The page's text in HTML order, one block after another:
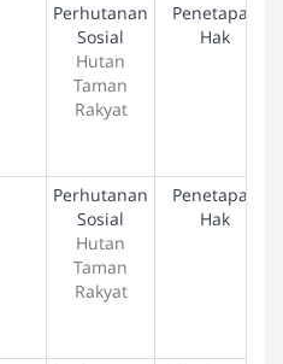
Perhutanan
Sosial
Hutan
Taman
Rakyat
Penetapan
Hak
Perhutanan
Sosial
Hutan
Taman
Rakyat
Penetapan
Hak